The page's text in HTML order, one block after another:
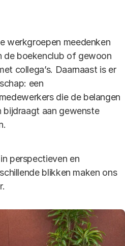
werkgroepen meedenken
de boekenclub of gewoon
collega’s. Daarnaast is er
een
die de belangen
bijdraagt aan gewenste
perspectieven en
blikken maken ons